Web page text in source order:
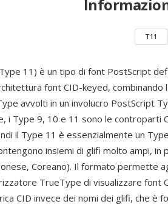
T11
11) è un tipo di font PostScript
font CID-keyed,
avvolti in un involucro PostScript
i Type 9, 10 e 11 sono le
il Type 11 è essenzialmente un
insiemi di glifi molto ampi, in
Coreano). Il formato permette
TrueType di visualizzare font
CID invece dei nomi dei glifi, che è